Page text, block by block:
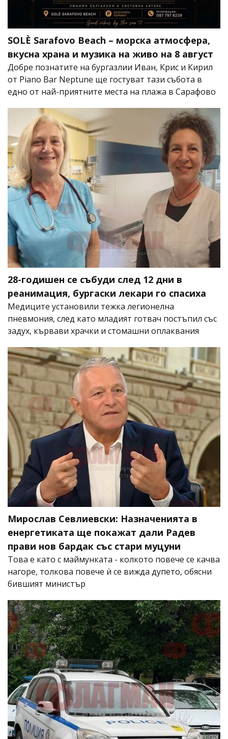
SOLÈ Sarafovo Beach – морска атмосфера,
вкусна храна и музика на живо на 8 август
Добре познатите на бургазлии Иван, Крис и Кирил
от Piano Bar Neptune ще гостуват тази събота в
едно от най-приятните места на плажа в Сарафово
28-годишен се събуди след 12 дни в
реанимация, бургаски лекари го спасиха
Медиците установили тежка легионелна
пневмония, след като младият готвач постъпил със
задух, кървави храчки и стомашни оплаквания
Мирослав Севлиевски: Назначенията в
енергетиката ще покажат дали Радев
прави нов бардак със стари муцуни
Това е като с маймунката - колкото повече се качва
нагоре, толкова повече ѝ се вижда дупето, обясни
бившият министър